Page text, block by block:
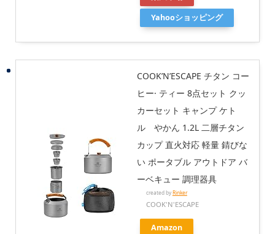
Yahooショッピング
COOK’N’ESCAPE チタン コー
ヒー· ティー 8点セット クッ
カーセット キャンプ ケト
ル やかん 1.2L 二層チタン
カップ 直火対応 軽量 錆びな
い ポータブル アウトドア バ
ーベキュー 調理器具
created byRinker
COOK'N'ESCAPE
Amazon